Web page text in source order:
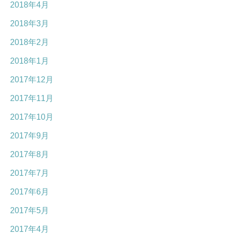
2018年4月
2018年3月
2018年2月
2018年1月
2017年12月
2017年11月
2017年10月
2017年9月
2017年8月
2017年7月
2017年6月
2017年5月
2017年4月